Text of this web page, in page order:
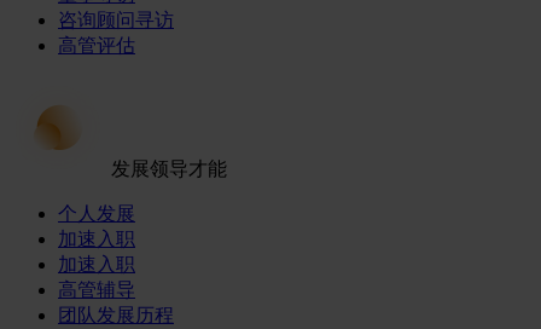
咨询顾问寻访
高管评估
发展领导才能
个人发展
加速入职
加速入职
高管辅导
团队发展历程